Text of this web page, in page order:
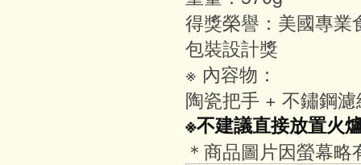
得獎榮譽：美國專
包裝設計獎
※ 內容物：
陶瓷把手 + 不鏽鋼
※不建議直接放置火
＊商品圖片因螢幕